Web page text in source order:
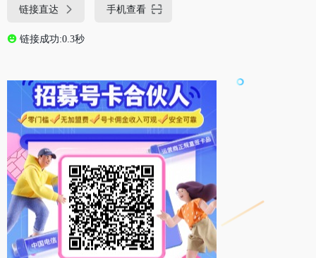
链接直达 手机查看
链接成功:0.3秒